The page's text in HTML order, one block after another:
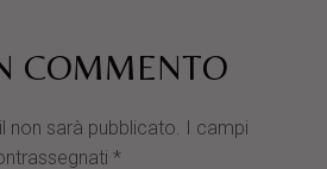
COMMENTO
non sarà pubblicato. I campi
*